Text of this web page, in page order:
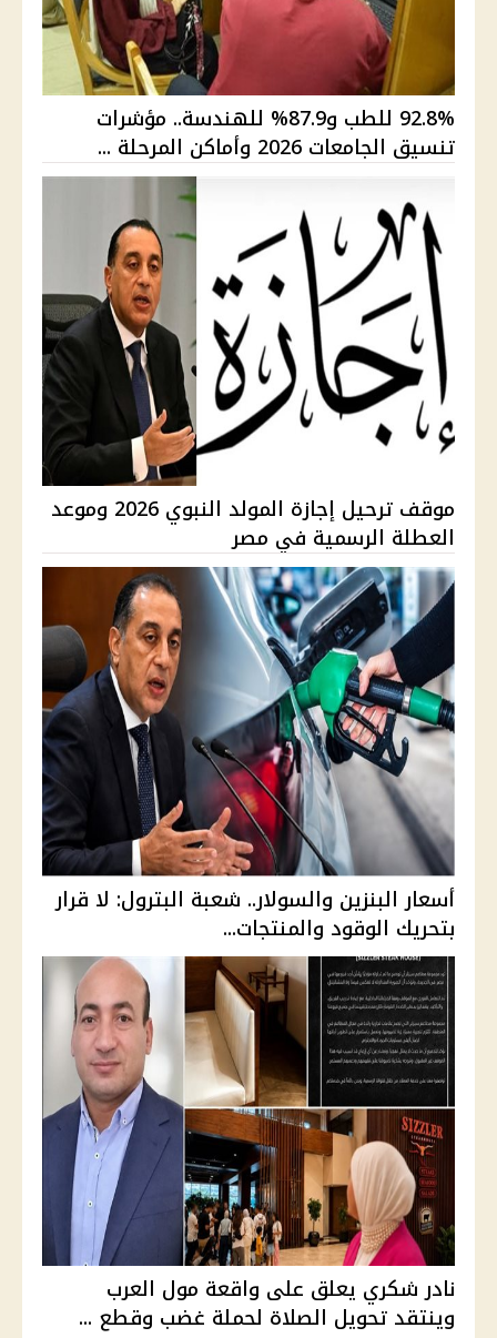
92.8% للطب و87.9% للهندسة.. مؤشرات
تنسيق الجامعات 2026 وأماكن المرحلة ...
موقف ترحيل إجازة المولد النبوي 2026 وموعد
العطلة الرسمية في مصر
أسعار البنزين والسولار.. شعبة البترول: لا قرار
بتحريك الوقود والمنتجات...
نادر شكري يعلق على واقعة مول العرب
وينتقد تحويل الصلاة لحملة غضب وقطع ...